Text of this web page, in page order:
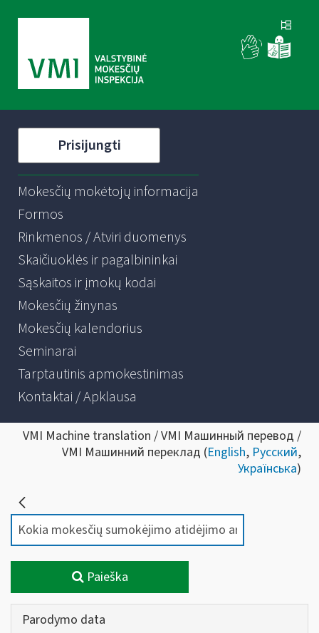
Prisijungti
Mokesčių mokėtojų informacija
Formos
Rinkmenos / Atviri duomenys
Skaičiuoklės ir pagalbininkai
Sąskaitos ir įmokų kodai
Mokesčių žinynas
Mokesčių kalendorius
Seminarai
Tarptautinis apmokestinimas
Kontaktai / Apklausa
VMI Machine translation / VMI Машинный перевод /
VMI Машинний переклад (English, Русский,
Українська)
Paieška
Parodymo data